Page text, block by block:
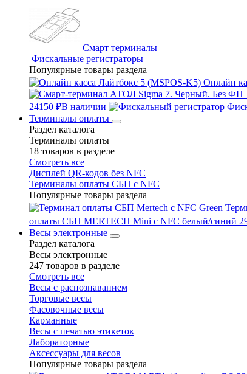
Смарт терминалы
Фискальные регистраторы
Популярные товары раздела
Онлайн
24150 ₽В наличии
Терминалы оплаты
Раздел каталога
Терминалы оплаты
18 товаров в разделе
Смотреть все
Дисплей QR-кодов без NFC
Терминалы оплаты СБП с NFC
Популярные товары раздела
оплаты СБП MERTECH Mini с NFC белый/синий
Весы электронные
Раздел каталога
Весы электронные
247 товаров в разделе
Смотреть все
Весы с распознаванием
Торговые весы
Фасовочные весы
Карманные
Весы с печатью этикеток
Лабораторные
Аксессуары для весов
Популярные товары раздела